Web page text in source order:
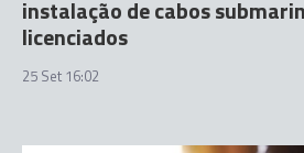
instalação de cabos
licenciados
25 Set 16:02